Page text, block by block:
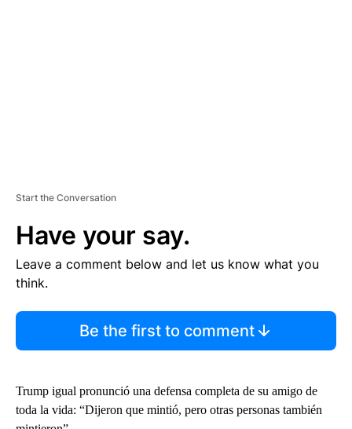
Start the Conversation
Have your say.
Leave a comment below and let us know what you
think.
Be the first to comment
Trump igual pronunció una defensa completa de su amigo de
toda la vida: “Dijeron que mintió, pero otras personas también